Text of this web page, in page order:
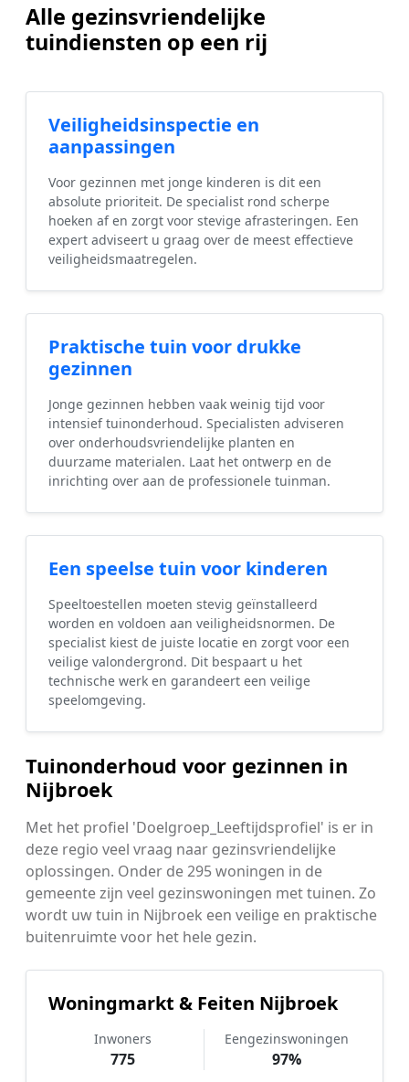
Alle gezinsvriendelijke
tuindiensten op een rij
Veiligheidsinspectie en
aanpassingen
Voor gezinnen met jonge kinderen is dit een
absolute prioriteit. De specialist rond scherpe
hoeken af en zorgt voor stevige afrasteringen. Een
expert adviseert u graag over de meest effectieve
veiligheidsmaatregelen.
Praktische tuin voor drukke
gezinnen
Jonge gezinnen hebben vaak weinig tijd voor
intensief tuinonderhoud. Specialisten adviseren
over onderhoudsvriendelijke planten en
duurzame materialen. Laat het ontwerp en de
inrichting over aan de professionele tuinman.
Een speelse tuin voor kinderen
Speeltoestellen moeten stevig geïnstalleerd
worden en voldoen aan veiligheidsnormen. De
specialist kiest de juiste locatie en zorgt voor een
veilige valondergrond. Dit bespaart u het
technische werk en garandeert een veilige
speelomgeving.
Tuinonderhoud voor gezinnen in
Nijbroek
Met het profiel 'Doelgroep_Leeftijdsprofiel' is er in
deze regio veel vraag naar gezinsvriendelijke
oplossingen. Onder de 295 woningen in de
gemeente zijn veel gezinswoningen met tuinen. Zo
wordt uw tuin in Nijbroek een veilige en praktische
buitenruimte voor het hele gezin.
Woningmarkt & Feiten Nijbroek
Inwoners
775
Eengezinswoningen
97%